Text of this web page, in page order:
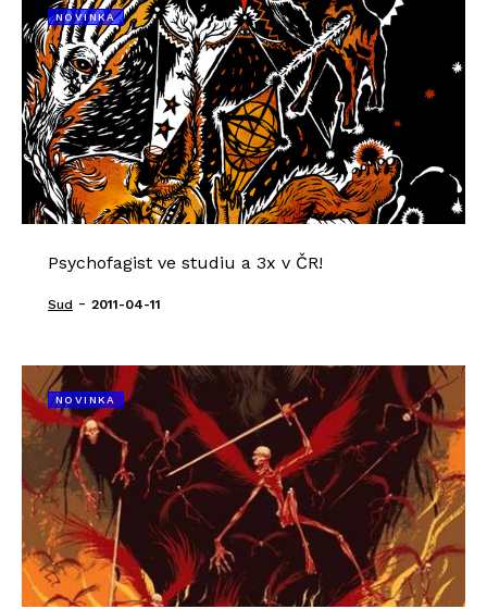
NOVINKA
Psychofagist ve studiu a 3x v ČR!
Sud - 2011-04-11
NOVINKA